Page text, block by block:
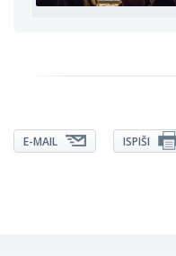
E-MAIL ISPIŠI